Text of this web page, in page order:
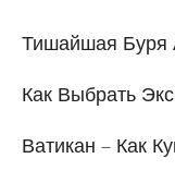
Тишайшая Буря
Как Выбрать
Ватикан – Как